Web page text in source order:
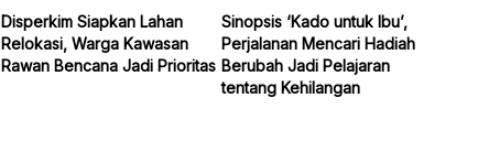
Disperkim Siapkan Lahan
Relokasi, Warga Kawasan
Rawan Bencana Jadi Prioritas
Sinopsis ‘Kado untuk Ibu’,
Perjalanan Mencari Hadiah
Berubah Jadi Pelajaran
tentang Kehilangan